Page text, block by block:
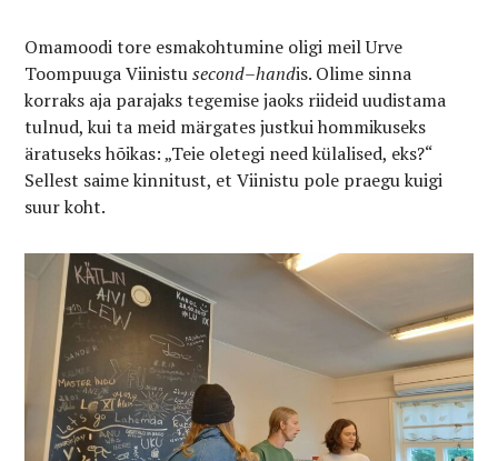
Omamoodi tore esmakohtumine oligi meil Urve
Toompuuga Viinistusecond–handis. Olime sinna
korraks aja parajaks tegemise jaoks riideid uudistama
tulnud, kui ta meid märgates justkui hommikuseks
äratuseks hõikas: „Teie oletegi need külalised, eks?“
Sellest saime kinnitust, et Viinistu pole praegu kuigi
suur koht.